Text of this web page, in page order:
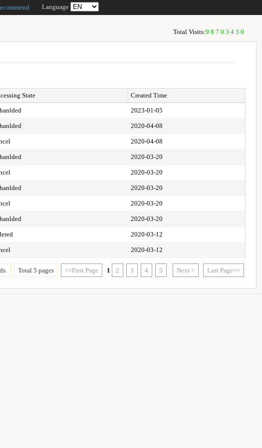
Language
Total Visits:98703430
State
Created Time
2023-01-05
2020-04-08
2020-04-08
2020-03-20
2020-03-20
2020-03-20
2020-03-20
2020-03-20
2020-03-12
2020-03-12
Total 5 pages <<First Page 1 2 3 4 5 Next > Last Page>>